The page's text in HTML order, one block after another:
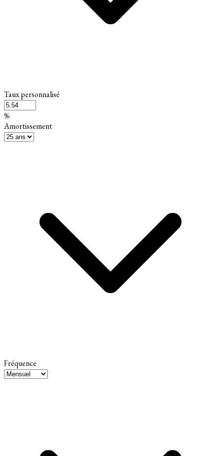
Taux personnalisé
%
Amortissement
Fréquence